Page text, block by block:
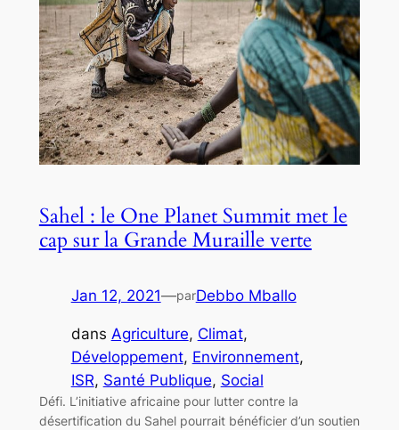
Sahel : le One Planet Summit met le
cap sur la Grande Muraille verte
Jan 12, 2021—parDebbo Mballo
dans Agriculture, Climat
Développement, Environnement
ISR, Santé Publique, Social
Défi. L’initiative africaine pour lutter contre la
désertification du Sahel pourrait bénéficier d’un soutien